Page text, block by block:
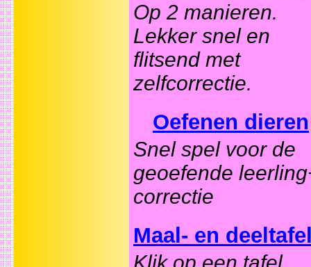
Op 2 manieren.
Lekker snel en
flitsend met
zelfcorrectie.
Oefenen dieren
Snel spel voor de
geoefende
correctie
Maal- en